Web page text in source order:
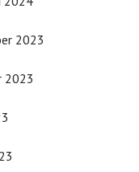
2023
2023